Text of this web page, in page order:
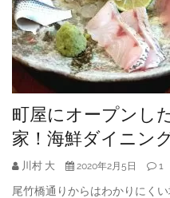
町屋にオープンし
家！海鮮ダイニン
川村 大 2020年2月5日 1
尾竹橋通りからはわかりにく